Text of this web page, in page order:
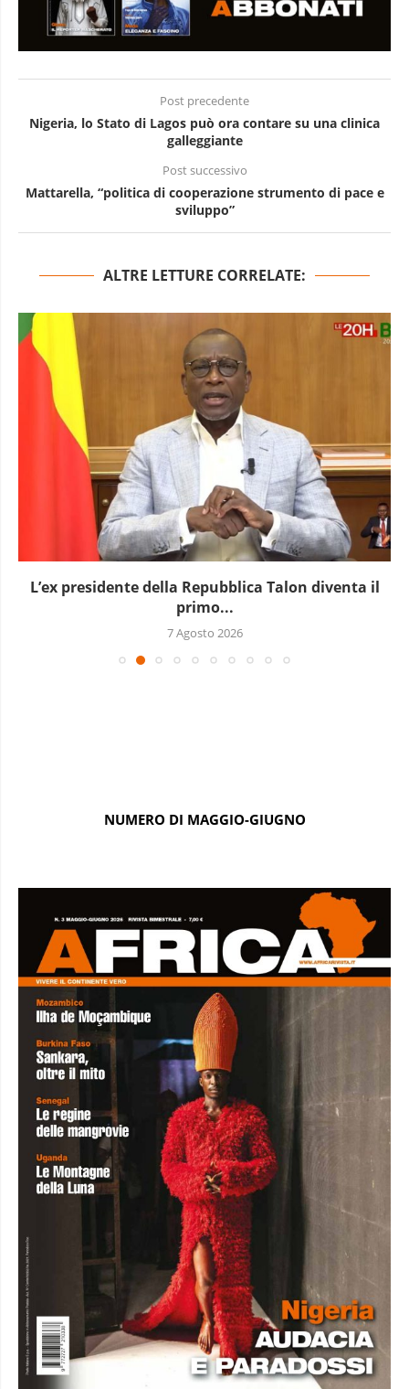
Post precedente
Nigeria, lo Stato di Lagos può ora contare su una clinica
galleggiante
Post successivo
Mattarella, “politica di cooperazione strumento di pace e
sviluppo”
ALTRE LETTURE CORRELATE:
L’ex presidente della Repubblica Talon diventa il
primo...
7 Agosto 2026
NUMERO DI MAGGIO-GIUGNO